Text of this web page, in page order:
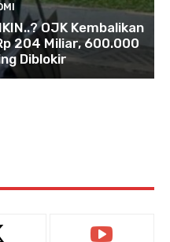
OJK Kembalikan
204 Miliar, 600.000
Diblokir